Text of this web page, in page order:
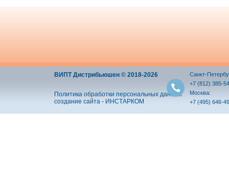
ВИПТ Дистрибьюшен © 2018-2026
Политика обработки персональных данных
создание сайта - ИНСТАРКОМ
Санкт-
+7 (812) 385-
Москва:
+7 (495) 646-